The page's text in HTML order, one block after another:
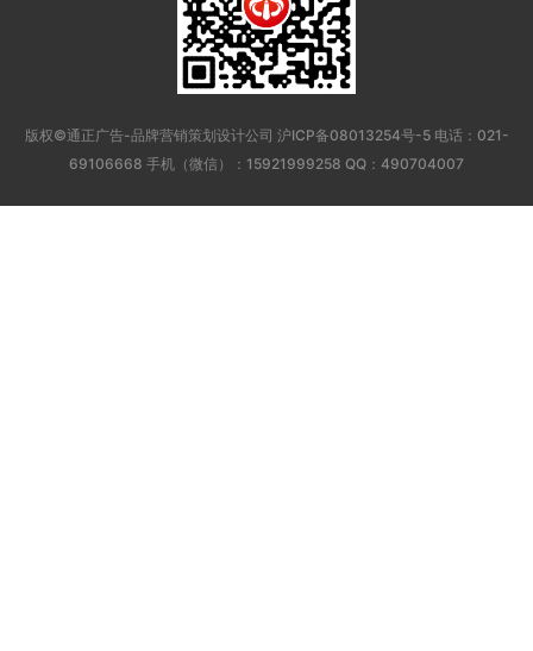
版权©通正广告-品牌营销策划设计公司 沪ICP备08013254号-5电话：021-
69106668 手机（微信）：15921999258 QQ：490704007